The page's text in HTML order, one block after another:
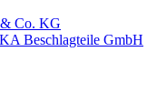
Co. KG
Beschlagteile GmbH